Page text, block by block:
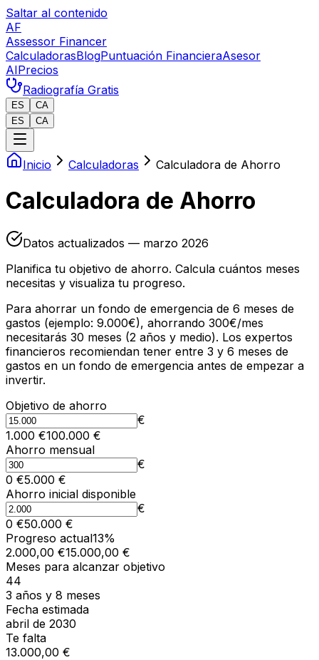
Saltar al contenido
AF
Assessor Financer
CalculadorasBlogPuntuación FinancieraAsesor
AIPrecios
Radiografía Gratis
ES
CA
ES
CA
Inicio Calculadoras Calculadora de Ahorro
Calculadora de Ahorro
Datos actualizados — marzo 2026
Planifica tu objetivo de ahorro. Calcula cuántos meses
necesitas y visualiza tu progreso.
Para ahorrar un fondo de emergencia de 6 meses de
gastos (ejemplo: 9.000€), ahorrando 300€/mes
necesitarás 30 meses (2 años y medio). Los expertos
financieros recomiendan tener entre 3 y 6 meses de
gastos en un fondo de emergencia antes de empezar a
invertir.
Objetivo de ahorro
€
1.000 €100.000 €
Ahorro mensual
€
0 €5.000 €
Ahorro inicial disponible
€
0 €50.000 €
Progreso actual13%
2.000,00 €15.000,00 €
Meses para alcanzar objetivo
44
3 años y 8 meses
Fecha estimada
abril de 2030
Te falta
13.000,00 €